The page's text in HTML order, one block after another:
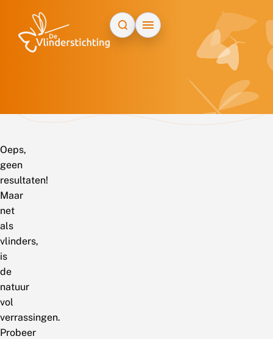
Oeps,
geen
resultaten!
Maar
net
als
vlinders,
is
de
natuur
vol
verrassingen.
Probeer